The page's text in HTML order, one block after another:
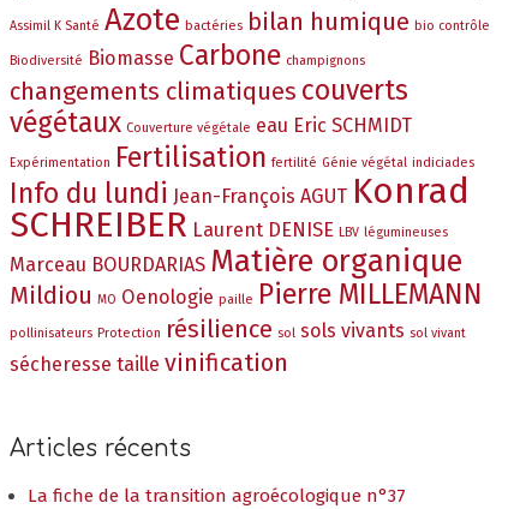
Assimil K Santé Azote bactéries bilan humique bio contrôle
Biodiversité Biomasse Carbone champignons
changements climatiques couverts
végétaux Couverture végétale eau Eric SCHMIDT
Expérimentation Fertilisation fertilité Génie végétal indiciades
Info du lundi Jean-François AGUT Konrad
SCHREIBER Laurent DENISE LBV légumineuses
Marceau BOURDARIAS Matière organique
Mildiou MO Oenologie paille Pierre MILLEMANN
pollinisateurs Protection résilience sol sols vivants sol vivant
sécheresse taille vinification
Articles récents
La fiche de la transition agroécologique n°37